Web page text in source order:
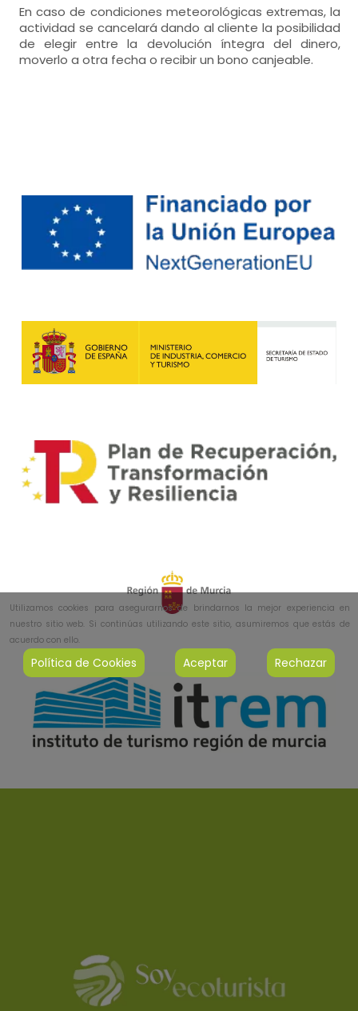
En caso de condiciones meteorológicas extremas, la
actividad se cancelará dando al cliente la posibilidad
de elegir entre la devolución íntegra del dinero,
moverlo a otra fecha o recibir un bono canjeable.
Utilizamos cookies para asegurarnos de brindarnos la mejor experiencia en
nuestro sitio web. Si continúas utilizando este sitio, asumiremos que estás de
acuerdo con ello.
Política de Cookies Aceptar Rechazar